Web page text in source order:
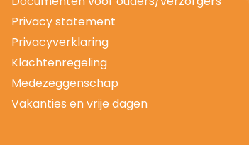
Privacy statement
Privacyverklaring
Klachtenregeling
Medezeggenschap
Vakanties en vrije dagen